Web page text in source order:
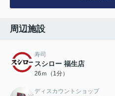
周辺施設
寿司
スシロー 福生店
26ｍ（1分）
ディスカウントショップ